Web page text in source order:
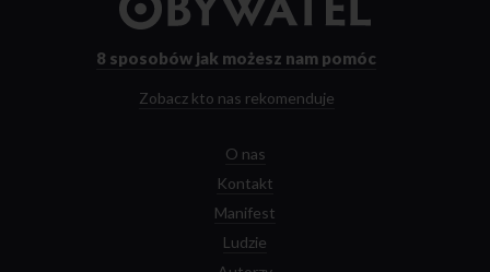
strony
8 sposobów jak możesz nam pomóc
Zobacz kto nas rekomenduje
O nas
Kontakt
Manifest
Ludzie